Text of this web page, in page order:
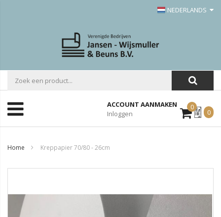
NEDERLANDS
ACCOUNT AANMAKEN
Inloggen
0Mijn
Offerte
0
Home Kreppapier 70/80 - 26cm